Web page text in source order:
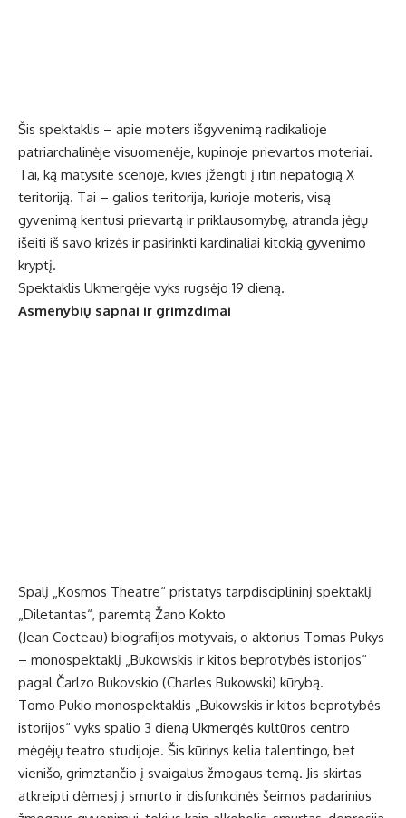
Šis spektaklis – apie moters išgyvenimą radikalioje
patriarchalinėje visuomenėje, kupinoje prievartos moteriai.
Tai, ką matysite scenoje, kvies įžengti į itin nepatogią X
teritoriją. Tai – galios teritorija, kurioje moteris, visą
gyvenimą kentusi prievartą ir priklausomybę, atranda jėgų
išeiti iš savo krizės ir pasirinkti kardinaliai kitokią gyvenimo
kryptį.
Spektaklis Ukmergėje vyks rugsėjo 19 dieną.
Asmenybių sapnai ir grimzdimai
Spalį „Kosmos Theatre“ pristatys tarpdisciplininį spektaklį
„Diletantas“, paremtą Žano Kokto
(Jean Cocteau) biografijos motyvais, o aktorius Tomas Pukys
– monospektaklį „Bukowskis ir kitos beprotybės istorijos“
pagal Čarlzo Bukovskio (Charles Bukowski) kūrybą.
Tomo Pukio monospektaklis „Bukowskis ir kitos beprotybės
istorijos“ vyks spalio 3 dieną Ukmergės kultūros centro
mėgėjų teatro studijoje. Šis kūrinys kelia talentingo, bet
vienišo, grimztančio į svaigalus žmogaus temą. Jis skirtas
atkreipti dėmesį į smurto ir disfunkcinės šeimos padarinius